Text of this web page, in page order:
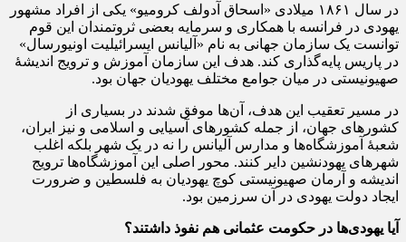
در سال ۱۸۶۱ میلادی «اسحاق آدولف کرومیو» یکی از افراد مشهور
یهودی در فرانسه با همکاری و سرمایه بعضی ثروتمندان این قوم
توانست یک سازمان جهانی به نام «آلیانس ایسرائیلیت اونیورسال»
در پاریس پایه‌گذاری کند. هدف این سازمان آموزش و ترویج اندیشۀ
صهیونیستی در میان جوامع مختلف یهودیان جهان بود.
در مسیر تعقیب این هدف، آن‌ها موفق شدند در بسیاری از
کشور‌های جهان، از جمله کشور‌های آسیایی و اسلامی و نیز ایران،
شعبۀ آموزشگاه‌ها و مدارس آلیانس را نه در یک شهر بلکه اغلب
شهر‌های یهودنشین دایر کنند. محور اصلی این آموزشگاه‌ها ترویج
اندیشه و آرمان صهیونیستی کوچ یهودیان به فلسطین و ضرورت
ایجاد دولت یهودی در آن سرزمین بود.
آیا یهودی‌ها در حکومت عثمانی هم نفوذ داشتند؟